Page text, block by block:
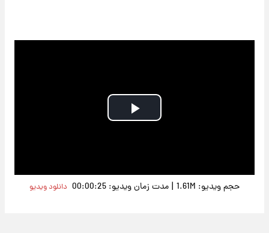
Play
حجم ویدیو: 1.61M | مدت زمان ویدیو: 00:00:25 دانلود ویدیو